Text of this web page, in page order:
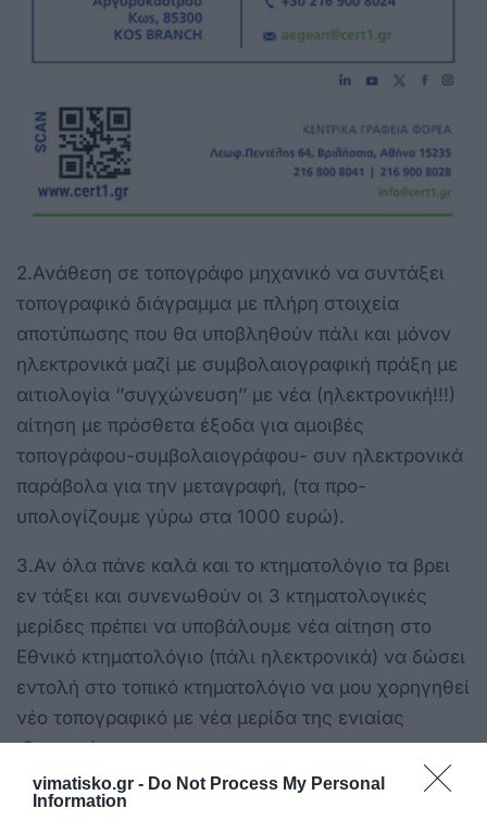
vimatisko.gr - Do Not Process My Personal
Information
2.Ανάθεση σε τοπογράφο μηχανικό να συντάξει
τοπογραφικό διάγραμμα με πλήρη στοιχεία
αποτύπωσης που θα υποβληθούν πάλι και μόνον
ηλεκτρονικά μαζί με συμβολαιογραφική πράξη με
αιτιολογία ‘’συγχώνευση’’ με νέα (ηλεκτρονική!!!)
αίτηση με πρόσθετα έξοδα για αμοιβές
τοπογράφου-συμβολαιογράφου- συν ηλεκτρονικά
παράβολα για την μεταγραφή, (τα προ-
υπολογίζουμε γύρω στα 1000 ευρώ).
3.Αν όλα πάνε καλά και το κτηματολόγιο τα βρει
εν τάξει και συνενωθούν οι 3 κτηματολογικές
μερίδες πρέπει να υποβάλουμε νέα αίτηση στο
Εθνικό κτηματολόγιο (πάλι ηλεκτρονικά) να δώσει
εντολή στο τοπικό κτηματολόγιο να μου χορηγηθεί
νέο τοπογραφικό με νέα μερίδα της ενιαίας
ιδιοκτησίας μου
Αυτή η διαδικασία λέγεται εκσυγχρονισμός;